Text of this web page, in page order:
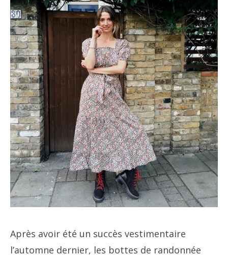
Après avoir été un succès vestimentaire
l’automne dernier, les bottes de randonnée